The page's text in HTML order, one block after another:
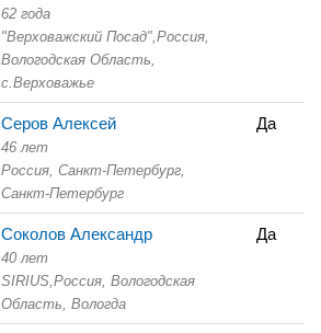
62 года
"Верховажский Посад", Россия,
Вологодская Область,
с.Верховажье
Серов Алексей
46 лет
Россия, Санкт-Петербург,
Санкт-Петербург
Да
Соколов Александр
40 лет
SIRIUS, Россия, Вологодская
Область, Вологда
Да